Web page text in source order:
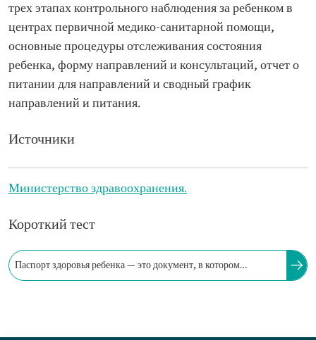
трех этапах контрольного наблюдения за ребенком в
центрах первичной медико-санитарной помощи,
основные процедуры отслеживания состояния
ребенка, форму направлений и консультаций, отчет о
питании для направлений и сводный график
направлений и питания.
Источники
Министерство здравоохранения.
Короткий тест
Паспорт здоровья ребенка — это документ, в котором